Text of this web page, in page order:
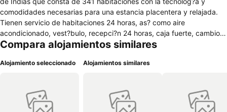
comodidades necesarias para una estancia placentera y relajada.
Tienen servicio de habitaciones 24 horas, as? como aire
acondicionado, vest?bulo, recepci?n 24 horas, caja fuerte, cambio
de divisas, guardarropa, ascensor, cafeter?a, quiosco de peri?dicos,
instalaciones para conferencias. Tambi?n podr?s hacer uso de
s peque?os disfrutar?n seguro del parque infantil.Check-in: a partir
de las 15:00 horasCheck-out: hasta las 12:00 horas
Compara alojamientos similares
Alojamiento seleccionado Alojamientos similares